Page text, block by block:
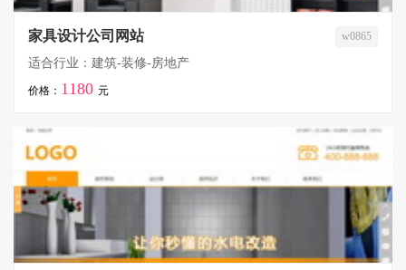
家具设计公司网站 w0865
适合行业：建筑-装修-房地产
价格： 1180 元